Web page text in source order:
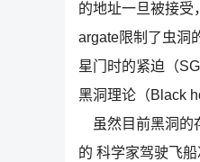
的地址一旦被接受
argate限制了虫洞
星门时的紧迫（
黑洞理论（Black
虽然目前黑洞的
的 科学家驾驶飞